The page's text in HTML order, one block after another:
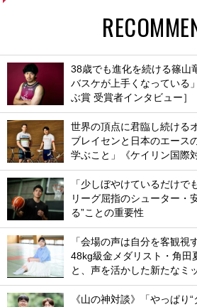
38歳でも進化を続ける篠山
バスケが上手くなっている
ぶ賞 受賞者インタビュー］
世界の頂点に君臨し続ける
ブレイセンと日本のエース
学ぶこと」《ケイリン国際
「少しぼやけているだけで
リーグ屈指のシューター・
る”ことの重要性
「会場の声は自分を客観視
48kg級金メダリスト・角田
と、声を活かした新たなミ
《山の神対談》「やっぱり